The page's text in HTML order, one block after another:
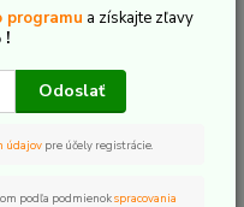
Pripojenie Bafang
programu a získajte zľavy
!
Odoslať
údajov pre účely registrácie.
podľa podmienokspracovania